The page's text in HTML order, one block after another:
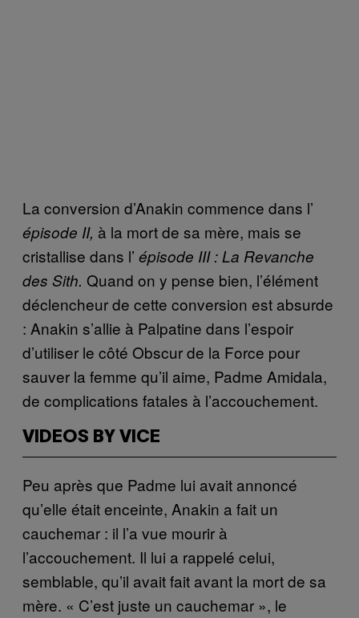
La conversion d’Anakin commence dans l’
épisode II, à la mort de sa mère, mais se
cristallise dans l’ épisode III : La Revanche
des Sith. Quand on y pense bien, l’élément
déclencheur de cette conversion est absurde
: Anakin s’allie à Palpatine dans l’espoir
d’utiliser le côté Obscur de la Force pour
sauver la femme qu’il aime, Padme Amidala,
de complications fatales à l’accouchement.
VIDEOS BY VICE
Peu après que Padme lui avait annoncé
qu’elle était enceinte, Anakin a fait un
cauchemar : il l’a vue mourir à
l’accouchement. Il lui a rappelé celui,
semblable, qu’il avait fait avant la mort de sa
mère. « C’est juste un cauchemar », le